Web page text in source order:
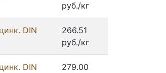
руб./кг
DIN
266.51
руб./кг
DIN
279.00